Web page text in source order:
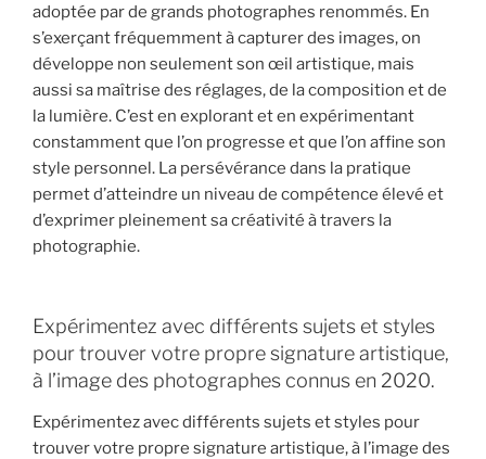
adoptée par de grands photographes renommés. En
s’exerçant fréquemment à capturer des images, on
développe non seulement son œil artistique, mais
aussi sa maîtrise des réglages, de la composition et de
la lumière. C’est en explorant et en expérimentant
constamment que l’on progresse et que l’on affine son
style personnel. La persévérance dans la pratique
permet d’atteindre un niveau de compétence élevé et
d’exprimer pleinement sa créativité à travers la
photographie.
Expérimentez avec différents sujets et styles
pour trouver votre propre signature artistique,
à l’image des photographes connus en 2020.
Expérimentez avec différents sujets et styles pour
trouver votre propre signature artistique, à l’image des